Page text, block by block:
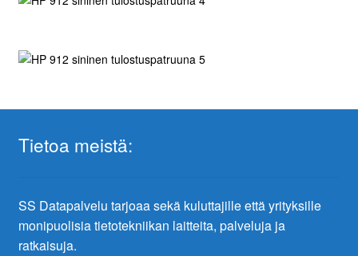
Tietoa meistä:
SS Datapalvelu tarjoaa sekä kuluttajille että yrityksille
monipuolisia tietotekniikan laitteita, palveluja ja
ratkaisuja.